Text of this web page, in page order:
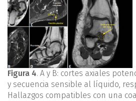
Figura 4. A y B: cortes axiales
y secuencia sensible al líquido,
Hallazgos compatibles con una